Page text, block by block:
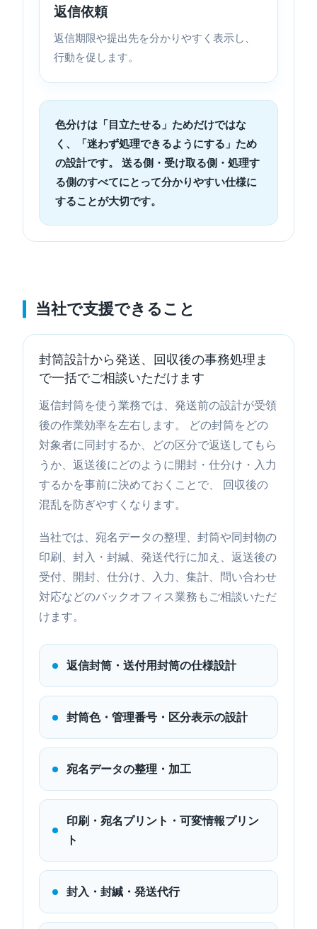
返信依頼
返信期限や提出先を分かりやすく表示し、
行動を促します。
色分けは「目立たせる」ためだけではな
く、「迷わず処理できるようにする」ため
の設計です。 送る側・受け取る側・処理す
る側のすべてにとって分かりやすい仕様に
することが大切です。
当社で支援できること
封筒設計から発送、回収後の事務処理ま
で一括でご相談いただけます
返信封筒を使う業務では、発送前の設計が受領
後の作業効率を左右します。 どの封筒をどの
対象者に同封するか、どの区分で返送してもら
うか、返送後にどのように開封・仕分け・入力
するかを事前に決めておくことで、 回収後の
混乱を防ぎやすくなります。
当社では、宛名データの整理、封筒や同封物の
印刷、封入・封緘、発送代行に加え、返送後の
受付、開封、仕分け、入力、集計、問い合わせ
対応などのバックオフィス業務もご相談いただ
けます。
返信封筒・送付用封筒の仕様設計
封筒色・管理番号・区分表示の設計
宛名データの整理・加工
印刷・宛名プリント・可変情報プリン
ト
封入・封緘・発送代行